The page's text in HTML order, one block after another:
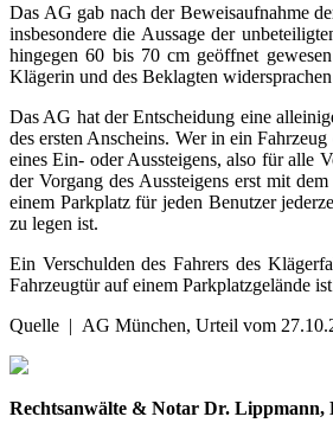
Das AG gab nach der Beweisaufnahme
insbesondere die Aussage der
hingegen 60 bis 70 cm geöffnet
Klägerin und des Beklagten
Das AG hat der Entscheidung eine
des ersten Anscheins. Wer in ein
eines Ein- oder Aussteigens, also für alle
der Vorgang des Aussteigens erst mit
einem Parkplatz für jeden Benutzer
zu legen ist.
Ein Verschulden des Fahrers des
Fahrzeugtür auf einem Parkplatzgelände
Quelle | AG München, Urteil vom
Rechtsanwälte & Notar Dr. Lippmann,